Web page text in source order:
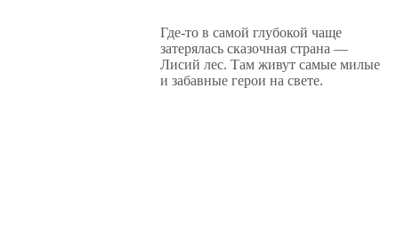
Где-то в самой глубокой чаще
затерялась сказочная страна —
Лисий лес. Там живут самые милые
и забавные герои на свете.